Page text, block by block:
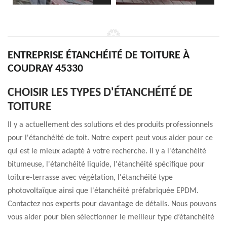
ENTREPRISE ÉTANCHÉITÉ DE TOITURE À
COUDRAY 45330
CHOISIR LES TYPES D'ÉTANCHÉITÉ DE
TOITURE
Il y a actuellement des solutions et des produits professionnels
pour l'étanchéité de toit. Notre expert peut vous aider pour ce
qui est le mieux adapté à votre recherche. Il y a l'étanchéité
bitumeuse, l'étanchéité liquide, l'étanchéité spécifique pour
toiture-terrasse avec végétation, l'étanchéité type
photovoltaïque ainsi que l'étanchéité préfabriquée EPDM.
Contactez nos experts pour davantage de détails. Nous pouvons
vous aider pour bien sélectionner le meilleur type d’étanchéité